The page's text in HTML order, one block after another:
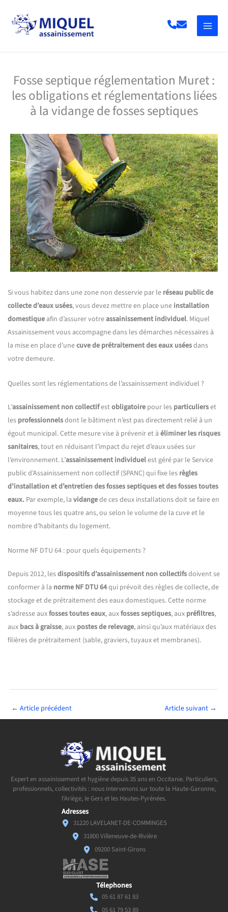
contenu
Fosse septique réglementation Muret :
les obligations et réglementationsliées
à la vidangede fosses septiques
Si vous habitez dans une zone non desservie par le réseau public de
collecte d’eaux usées, vous devez mettre en place une installation
domestiqueafin d’assurer votreassainissement individuel. Miquel
Assainissement vous accompagne dans les démarches nécessaires à
la mise en place d’unecuve de prétraitement des eaux uséesdans
votre demeure.
Quelles sont les réglementations de l’assainissement individuel ?
L’assainissement non collectifestobligatoire pour les particulierset
les professionnelsdont le bâtiment n’est pas directement relié à un
égout municipal. Cette mesure vise à prévenir et à éliminer les risques
sanitaires, tout en réduisant l’impact du rejet d’eaux usées sur
l’environnement. L’assainissement individuelest géré par le Service
public d’Assainissement non collectif (SPANC) qui fixe les règles
d’installation et d’entretien des fosses septiques et des fosses toutes
eaux. Par exemple, la vidangede ces deux installations doit se faire en
moyenne tous les quatre ans, ou selon le volume de la cuve et le
nombre d’habitants du logement.
Norme NF DTU 64 : pour quels équipements ?
Depuis 2012, lesdispositifs d’assainissement non collectifsdoivent se
conformer à la norme NF DTU 64qui prévoit des règles de collecte, de
stockage et de prétraitement des eaux domestiques. Cette norme
s’adresse auxfosses toutes eaux, auxfosses septiques, aux préfiltres,
aux bacs à graisse, aux postes de relevage, ainsi qu’aux matériaux des
filières de prétraitement (sable, graviers, tuyaux et membranes).
← Article précédent Article suivant →
Expert en assainissement et hygiène depuis 35 ans en Occitanie. Particuliers,
professionnels, collectivités : nous intervenons sur toute la Haute-Garonne,
l'Ariège, le Gers et les Hautes-Pyrénées.
Adresses
31220 LAVELANET-DE-COMMINGES
31800 Villeneuve-de-Rivière
09200 Saint-Girons
Télephones
05 61 87 61 83
05 61 79 53 89